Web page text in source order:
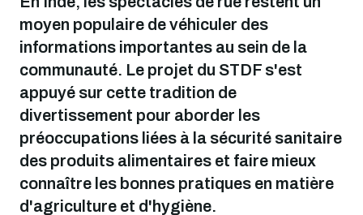
moyen populaire de véhiculer des
informations importantes au sein de la
communauté. Le projet du STDF s'est
appuyé sur cette tradition de
divertissement pour aborder les
préoccupations liées à la sécurité sanitaire
des produits alimentaires et faire mieux
connaître les bonnes pratiques en matière
d'agriculture et d'hygiène.